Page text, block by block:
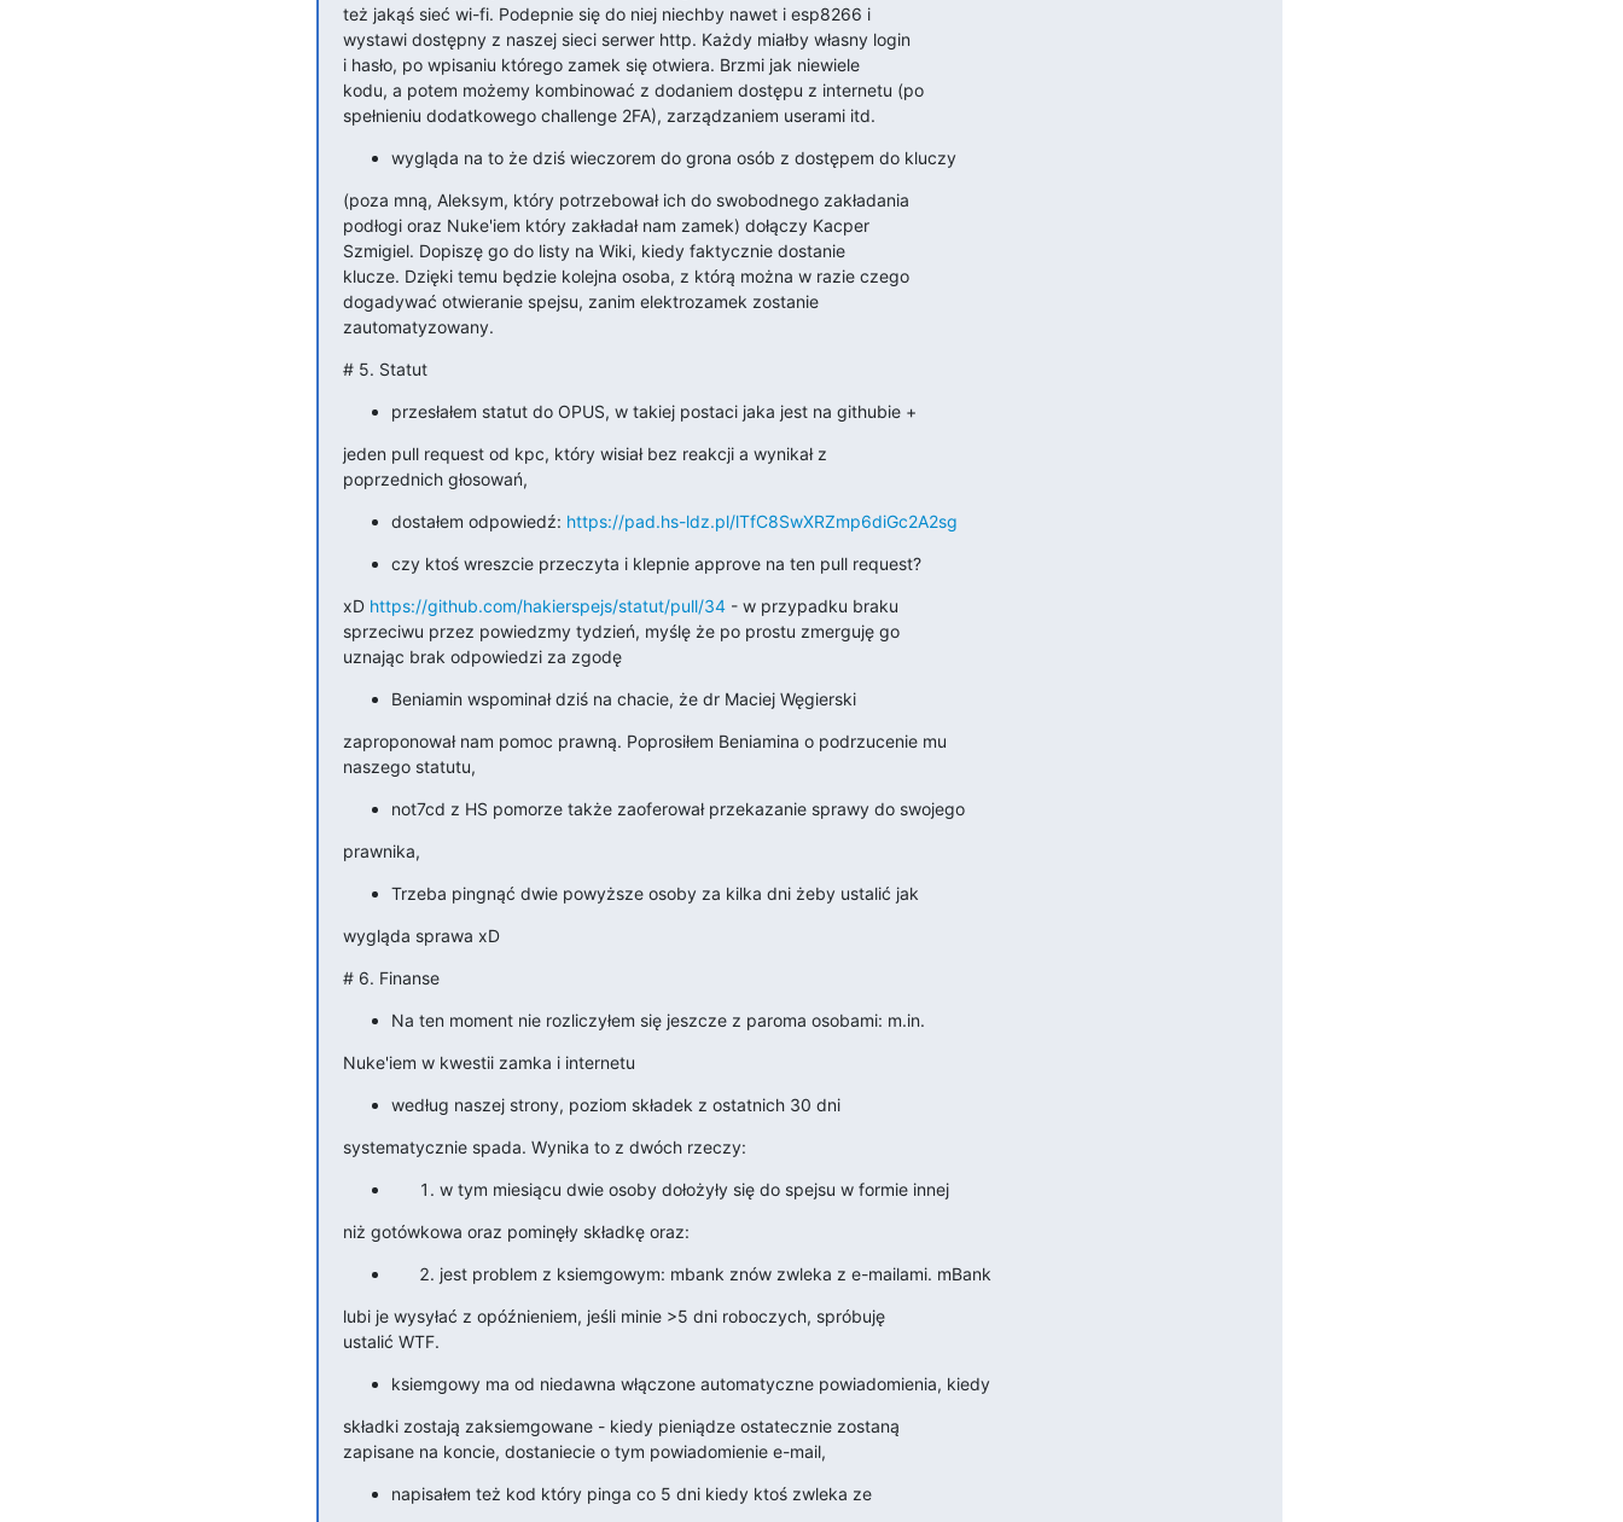
też jakąś sieć wi-fi. Podepnie się do niej niechby nawet i esp8266 i
wystawi dostępny z naszej sieci serwer http. Każdy miałby własny login
i hasło, po wpisaniu którego zamek się otwiera. Brzmi jak niewiele
kodu, a potem możemy kombinować z dodaniem dostępu z internetu (po
spełnieniu dodatkowego challenge 2FA), zarządzaniem userami itd.
wygląda na to że dziś wieczorem do grona osób z dostępem do kluczy
(poza mną, Aleksym, który potrzebował ich do swobodnego zakładania
podłogi oraz Nuke'iem który zakładał nam zamek) dołączy Kacper
Szmigiel. Dopiszę go do listy na Wiki, kiedy faktycznie dostanie
klucze. Dzięki temu będzie kolejna osoba, z którą można w razie czego
dogadywać otwieranie spejsu, zanim elektrozamek zostanie
zautomatyzowany.
# 5. Statut
przesłałem statut do OPUS, w takiej postaci jaka jest na githubie +
jeden pull request od kpc, który wisiał bez reakcji a wynikał z
poprzednich głosowań,
dostałem odpowiedź: https://pad.hs-ldz.pl/lTfC8SwXRZmp6diGc2A2sg
czy ktoś wreszcie przeczyta i klepnie approve na ten pull request?
xD https://github.com/hakierspejs/statut/pull/34 - w przypadku braku
sprzeciwu przez powiedzmy tydzień, myślę że po prostu zmerguję go
uznając brak odpowiedzi za zgodę
Beniamin wspominał dziś na chacie, że dr Maciej Węgierski
zaproponował nam pomoc prawną. Poprosiłem Beniamina o podrzucenie mu
naszego statutu,
not7cd z HS pomorze także zaoferował przekazanie sprawy do swojego
prawnika,
Trzeba pingnąć dwie powyższe osoby za kilka dni żeby ustalić jak
wygląda sprawa xD
# 6. Finanse
Na ten moment nie rozliczyłem się jeszcze z paroma osobami: m.in.
Nuke'iem w kwestii zamka i internetu
według naszej strony, poziom składek z ostatnich 30 dni
systematycznie spada. Wynika to z dwóch rzeczy:
w tym miesiącu dwie osoby dołożyły się do spejsu w formie innej
niż gotówkowa oraz pominęły składkę oraz:
jest problem z ksiemgowym: mbank znów zwleka z e-mailami. mBank
lubi je wysyłać z opóźnieniem, jeśli minie >5 dni roboczych, spróbuję
ustalić WTF.
ksiemgowy ma od niedawna włączone automatyczne powiadomienia, kiedy
składki zostają zaksiemgowane - kiedy pieniądze ostatecznie zostaną
zapisane na koncie, dostaniecie o tym powiadomienie e-mail,
napisałem też kod który pinga co 5 dni kiedy ktoś zwleka ze